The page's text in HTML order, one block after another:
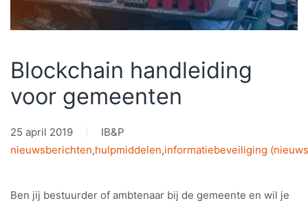
Blockchain handleiding
voor gemeenten
25 april 2019
IB&P
nieuwsberichten,hulpmiddelen,informatiebeveiliging
Ben jij bestuurder of ambtenaar bij de gemeente en wil je